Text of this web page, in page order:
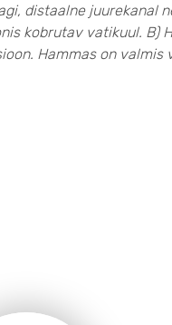
distaalne juurekanal
kobrutav vatikuul. B)
Hammas on valmis